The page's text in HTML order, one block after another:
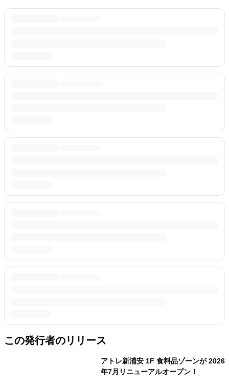
この発行者のリリース
アトレ新浦安 1F 食料品ゾーンが 2026
年7月リニューアルオープン！